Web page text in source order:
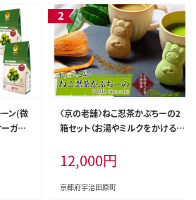
ン(微
ガニ
テ フ
らず
〈京の老舗〉ねこ忍茶かぷちーの2
箱セット（お湯やミルクをかけると
お茶 茶 カプチーノ ほうじ茶 アイス
ホット ミルク ギフト 贈り物 飲料 加
工食品〉 和菓子
12,000円
京都府宇治田原町